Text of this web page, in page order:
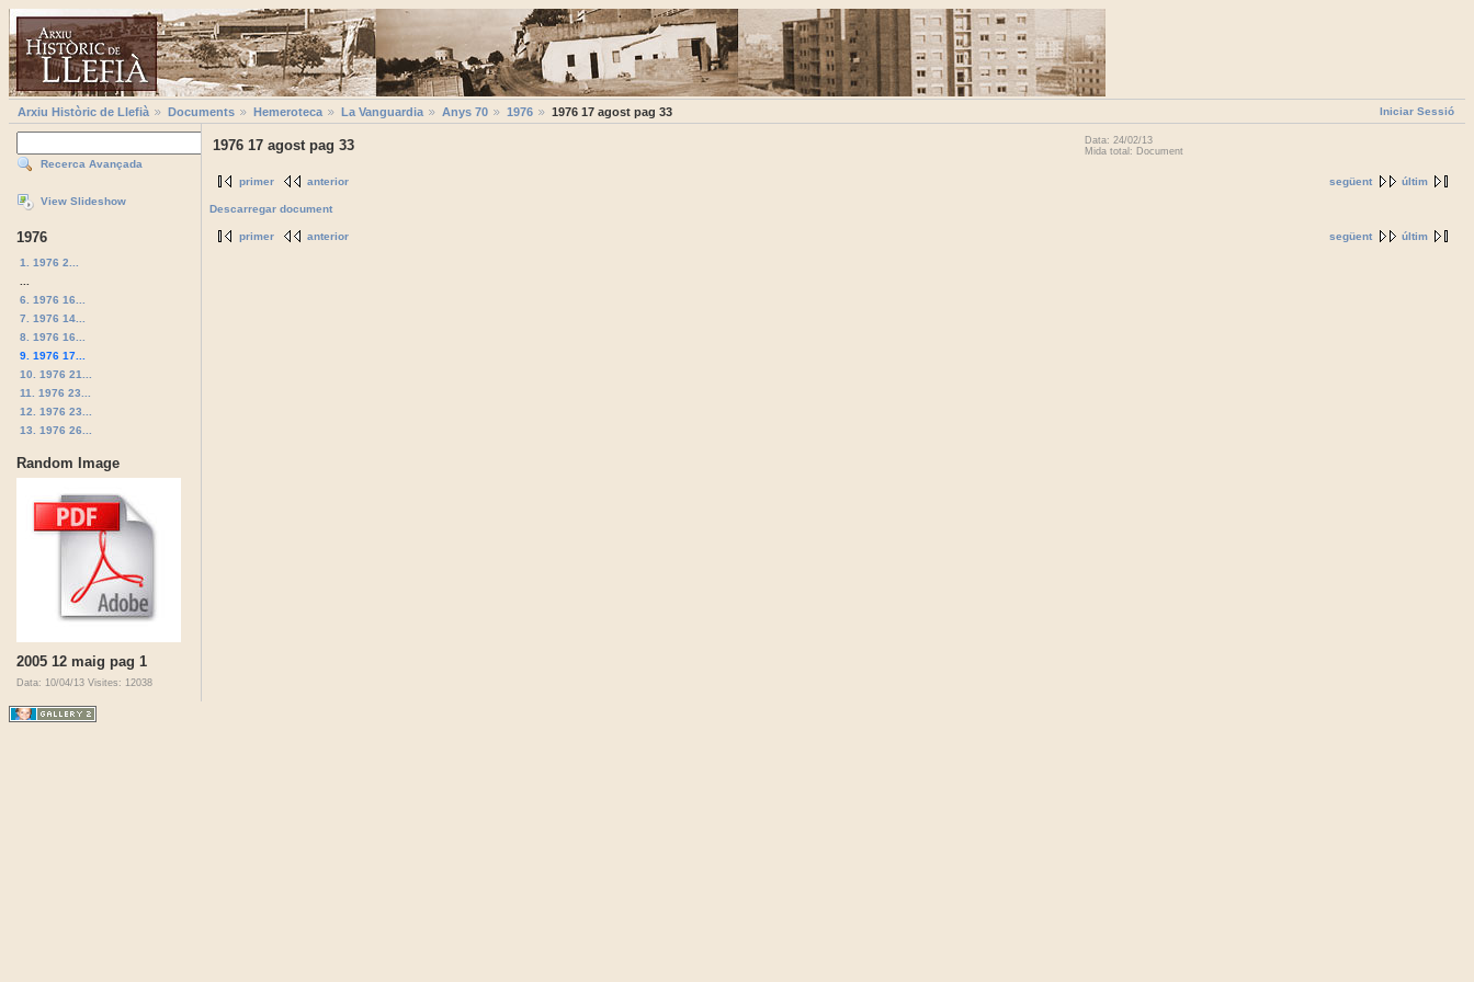
Iniciar Sessió
Arxiu Històric de Llefià Documents Hemeroteca La Vanguardia Anys 70 1976 1976 17 agost pag 33
Recerca Avançada
View Slideshow
1976
1. 1976 2...
6. 1976 16...
7. 1976 14...
8. 1976 16...
9. 1976 17...
10. 1976 21...
11. 1976 23...
12. 1976 23...
13. 1976 26...
Random Image
2005 12 maig pag 1
Data: 10/04/13 Visites: 12038
1976 17 agost pag 33
Data: 24/02/13
Mida total: Document
següent últim
primer anterior
Descarregar document
següent últim
primer anterior